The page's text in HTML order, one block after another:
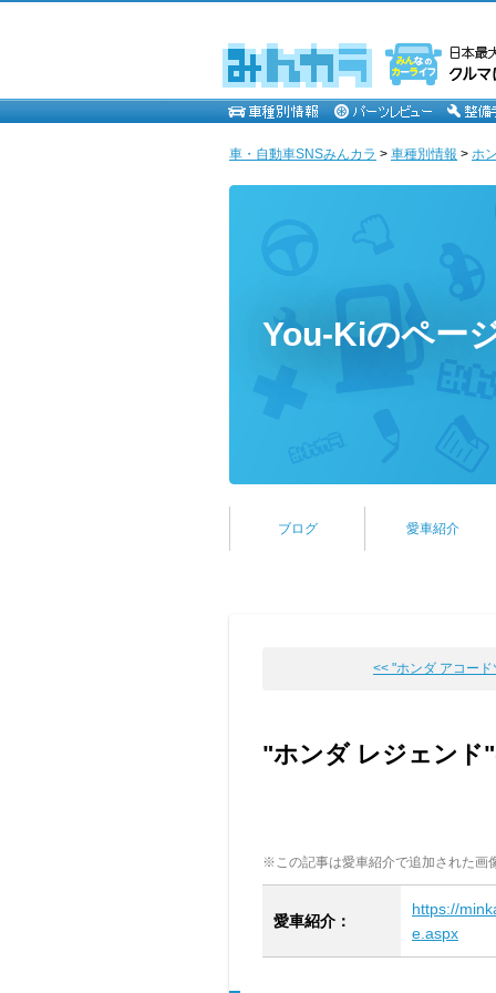
車・自動車SNSみんカラ > 車種別情報 > ホ
You-Kiのペー
ブログ 愛車紹介
<< "ホンダ アコード
"ホンダ レジェンド
※この記事は愛車紹介で追加された画
愛車紹介：
https://
e.aspx